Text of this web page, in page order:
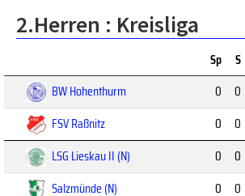
2.Herren : Kreisliga
Sp S
BW Hohenthurm
0 0
FSV Raßnitz
0 0
LSG Lieskau II (N)
0 0
Salzmünde (N)
0 0